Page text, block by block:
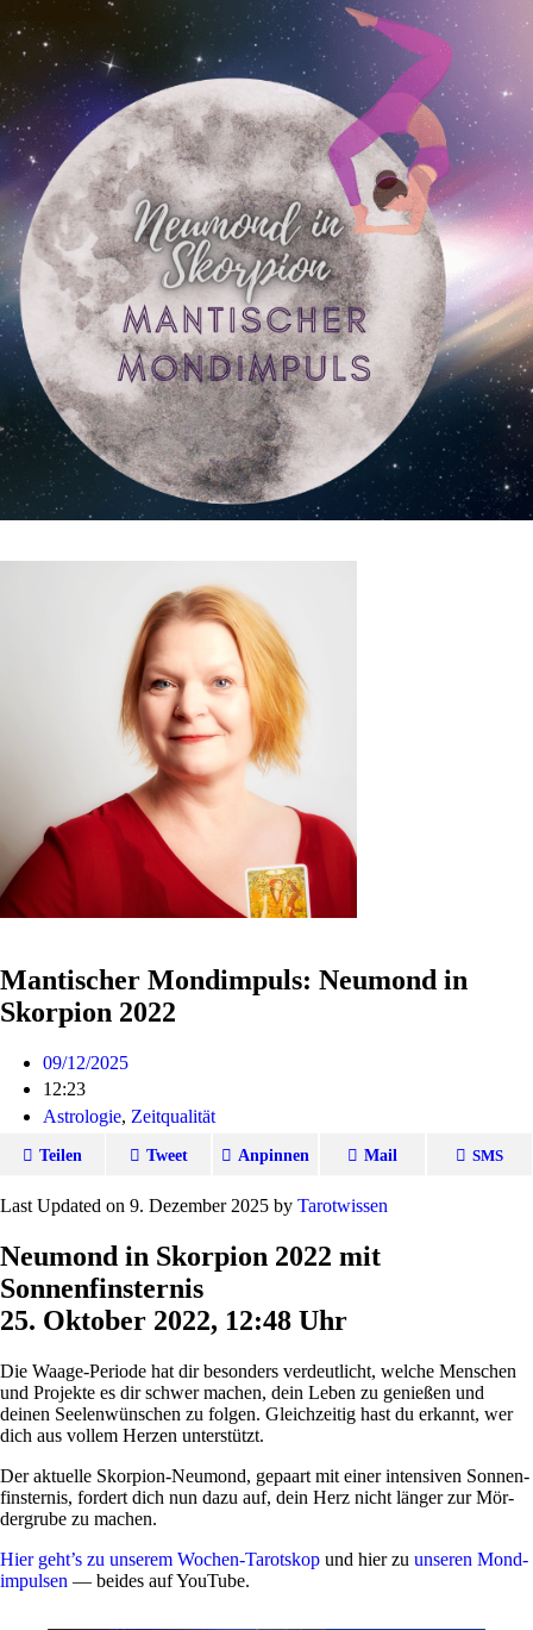
Mantischer Mondimpuls: Neumond in
Skorpion 2022
09/12/2025
12:23
Astrologie, Zeitqualität
Teilen Tweet Anpinnen Mail SMS
Last Updated on 9. Dezember 2025 by Tarot­wissen
Neumond in Skorpion 2022 mit
Sonnenfinsternis
25. Oktober 2022, 12:48 Uhr
Die Waage-Periode hat dir beson­ders ver­deut­licht, welche Men­schen
und Pro­jekte es dir schwer machen, dein Leben zu genießen und
deinen See­len­wün­schen zu folgen. Gleich­zeitig hast du erkannt, wer
dich aus vollem Herzen unterstützt.
Der aktu­elle Skor­pion-Neu­mond, gepaart mit einer inten­siven Son­nen­
fin­sternis, for­dert dich nun dazu auf, dein Herz nicht länger zur Mör­
der­grube zu machen.
Hier geht’s zu unserem Wochen-Tarot­skop und hier zu unseren Mond­
im­pulsen — beides auf YouTube.